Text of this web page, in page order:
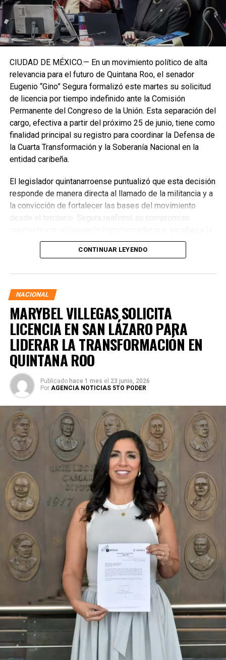
CIUDAD DE MÉXICO.— En un movimiento político de alta
relevancia para el futuro de Quintana Roo, el senador
Eugenio “Gino” Segura formalizó este martes su solicitud
de licencia por tiempo indefinido ante la Comisión
Permanente del Congreso de la Unión. Esta separación del
cargo, efectiva a partir del próximo 25 de junio, tiene como
finalidad principal su registro para coordinar la Defensa de
la Cuarta Transformación y la Soberanía Nacional en la
entidad caribeña.
El legislador quintanarroense puntualizó que esta decisión
responde de manera directa al llamado de la militancia y a
la convicción de fortalecer las bases del movimiento
desde el territorio. Segura reafirmó su compromiso
presidenta de la República, Claudia Sheinbaum Pardo,
asegurando que la consolidación del bienestar social
Durante su encargo en la Cámara Alta, Gino Segura centró
su agenda legislativa en iniciativas orientadas a
robustecer el desarrollo económico, la sustentabilidad
turística y la equidad social. Sin embargo, enfatizó que la
coyuntura actual exige priorizar la organización comunitaria
para asegurar la continuidad del proyecto político en la
región sureste del país.
Con esta determinación, el senador abre una etapa
decisiva en su trayectoria pública, apostando por una
estrategia de cercanía ciudadana. Su retorno a Quintana
Roo busca garantizar la cohesión de las estructuras de
izquierda de cara a los próximos retos políticos. El relevo
institucional se procesará conforme a los tiempos legales
establecidos, manteniendo la continuidad de la
representación parlamentaria del estado.
Fuente: 5to Poder Agencia de Noticias
CONTINUAR LEYENDO
NACIONAL
MARYBEL VILLEGAS SOLICITA
LICENCIA EN SAN LÁZARO PARA
LIDERAR LA TRANSFORMACIÓN EN
QUINTANA ROO
Publicado hace 1 mes el 23 junio, 2026
Por AGENCIA NOTICIAS 5TO PODER